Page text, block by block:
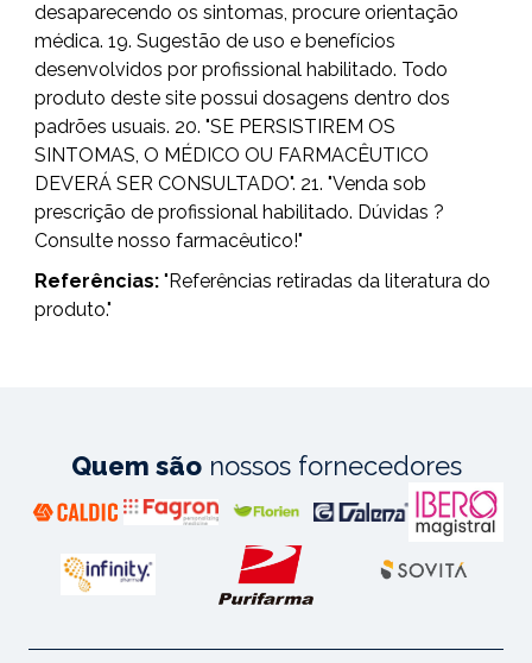
desaparecendo os sintomas, procure orientação
médica. 19. Sugestão de uso e benefícios
desenvolvidos por profissional habilitado. Todo
produto deste site possui dosagens dentro dos
padrões usuais. 20. "SE PERSISTIREM OS
SINTOMAS, O MÉDICO OU FARMACÊUTICO
DEVERÁ SER CONSULTADO". 21. "Venda sob
prescrição de profissional habilitado. Dúvidas ?
Consulte nosso farmacêutico!"
Referências: "Referências retiradas da literatura do
produto."
Quem sãonossos fornecedores